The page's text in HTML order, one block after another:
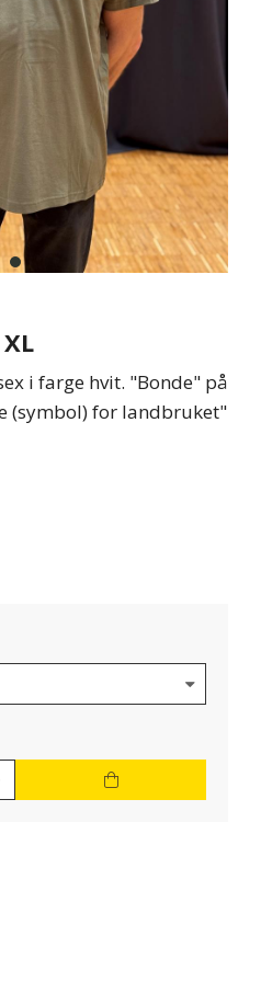
item
i farge hvit. "Bonde" på
(symbol) for landbruket"